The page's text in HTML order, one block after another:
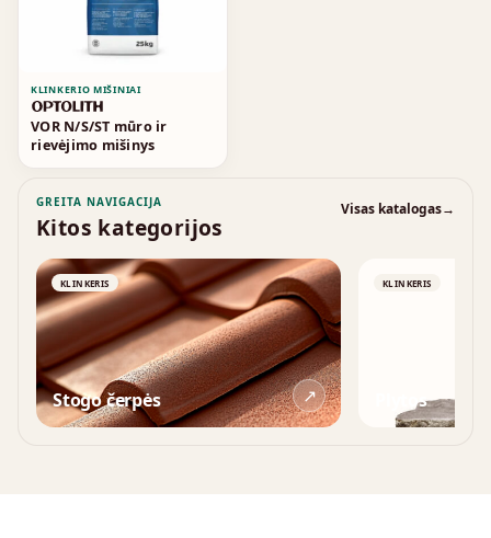
KLINKERIO MIŠINIAI
VOR N/S/ST mūro ir
rievėjimo mišinys
GREITA NAVIGACIJA
Kitos kategorijos
Visas katalogas→
KLINKERIS
Stogo čerpės ↗
KLINKERIS
Plytos